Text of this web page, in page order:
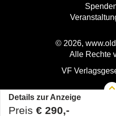
Details zur Anzeige
Preis € 290,-
© 2026,
Alle Rechte
VF